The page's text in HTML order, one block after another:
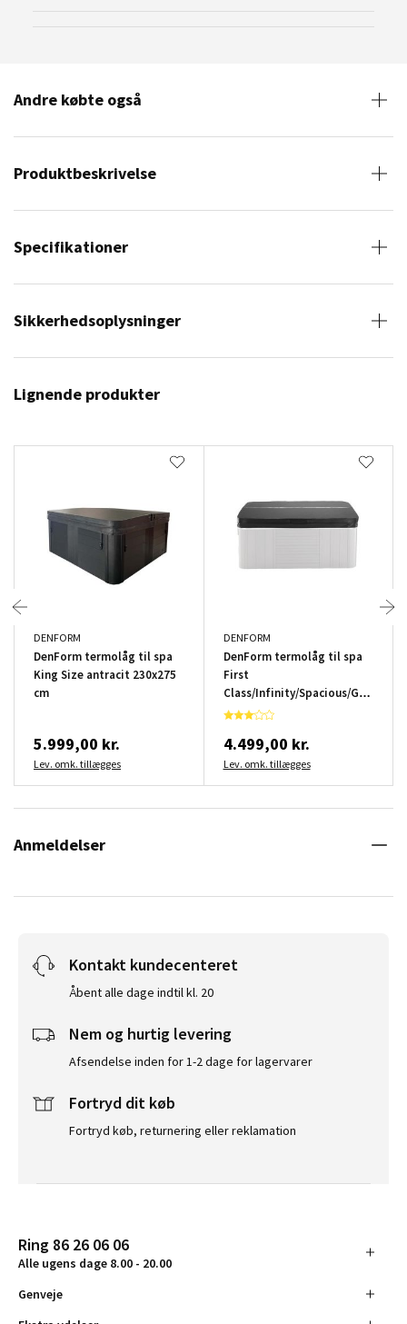
Andre købte også
Produktbeskrivelse
Specifikationer
Sikkerhedsoplysninger
Lignende produkter
DENFORM
DenForm termolåg til spa
King Size antracit 230x275
cm
5.999,00 kr.
Lev. omk. tillægges
DENFORM
DenForm termolåg til spa
First
Class/Infinity/Spacious/Gorm/
230x230 cm
4.499,00 kr.
Lev. omk. tillægges
Anmeldelser
Kontakt kundecenteret
Åbent alle dage indtil kl. 20
Nem og hurtig levering
Afsendelse inden for 1-2 dage for lagervarer
Fortryd dit køb
Fortryd køb, returnering eller reklamation
Ring 86 26 06 06
Alle ugens dage 8.00 - 20.00
Genveje